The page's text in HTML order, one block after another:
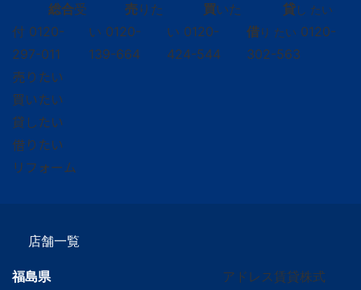
総合受
付 0120-
297-011
売りた
い 0120-
139-664
買いた
い 0120-
424-544
貸し たい
借り たい 0120-
302-563
売りたい
買いたい
貸したい
借りたい
リフォーム
店舗一覧
福島県
アドレス賃貸株式